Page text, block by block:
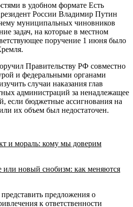
в удобном формате Есть
России Владимир Путин
муниципальных чиновников
задач, на которые в местном
поручение 1 июня было
Правительству РФ совместно
и федеральными органами
случаи наказания глав
администраций за ненадлежащее
если бюджетные ассигнования на
их объем был недостаточен.
и мораль: кому мы доверим
или новый снобизм: как меняются
предложения о
к ответственности